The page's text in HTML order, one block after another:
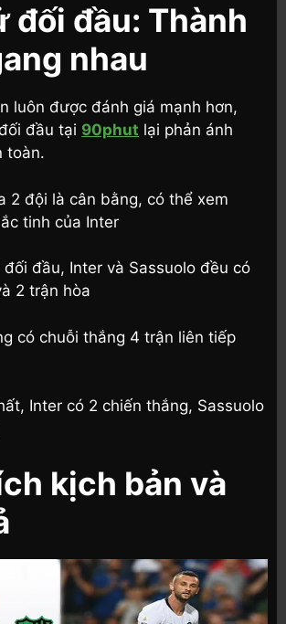
đối đầu: Thành
nhau
luôn được đánh giá mạnh hơn,
đầu tại 90phut lại phản ánh
toàn.
2 đội là cân bằng, có thể xem
tinh của Inter
đầu, Inter và Sassuolo đều có
2 trận hòa
có chuỗi thắng 4 trận liên tiếp
Inter có 2 chiến thắng, Sassuolo
kịch bản và